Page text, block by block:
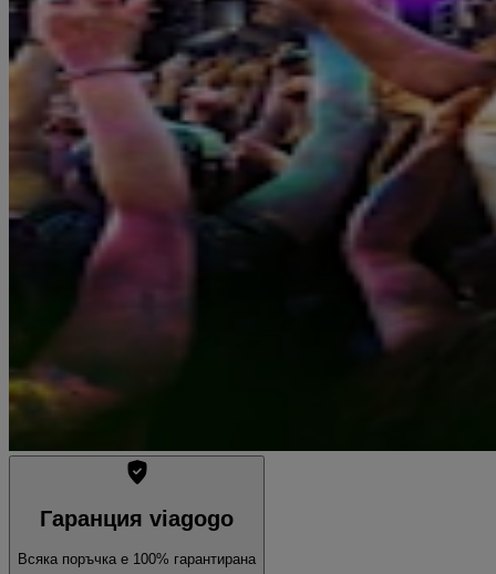
Гаранция viagogo
Всяка поръчка е 100% гарантирана